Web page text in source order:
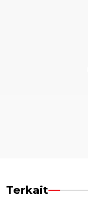
Terkait